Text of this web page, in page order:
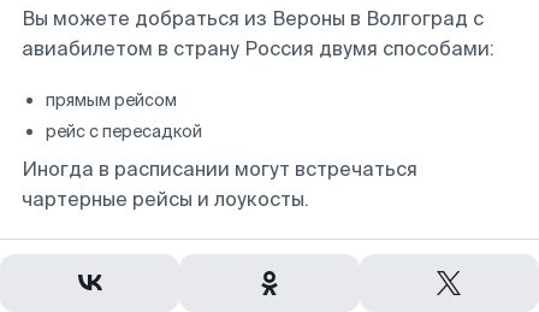
Вы можете добраться из Вероны в Волгоград с
авиабилетом в страну Россия двумя способами:
прямым рейсом
рейс с пересадкой
Иногда в расписании могут встречаться
чартерные рейсы и лоукосты.